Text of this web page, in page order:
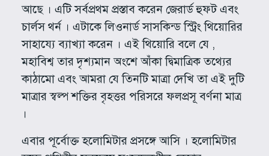
আছে । এটি সর্বপ্রথম প্রস্তাব করেন জেরার্ড হুফট এবং
চার্লস থর্ন । এটাকে লিওনার্ড সাসকিন্ড স্ট্রিং থিয়োরির
সাহায্যে ব্যাখ্যা করেন । এই থিয়োরি বলে যে ,
মহাবিশ্ব তার দৃশ্যমান অংশে আঁকা দ্বিমাত্রিক তথ্যের
কাঠামো এবং আমরা যে তিনটি মাত্রা দেখি তা এই দুটি
মাত্রার স্বল্প শক্তির বৃহত্তর পরিসরে ফলপ্রসূ বর্ণনা মাত্র
।
এবার পূর্বোক্ত হলোমিটার প্রসঙ্গে আসি । হলোমিটার